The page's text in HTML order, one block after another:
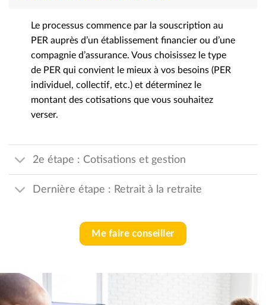
Le processus commence par la souscription au
PER auprès d’un établissement financier ou d’une
compagnie d’assurance. Vous choisissez le type
de PER qui convient le mieux à vos besoins (PER
individuel, collectif, etc.) et déterminez le
montant des cotisations que vous souhaitez
verser.
2e étape : Cotisations et gestion
Dernière étape : Retrait à la retraite
Me faire conseiller